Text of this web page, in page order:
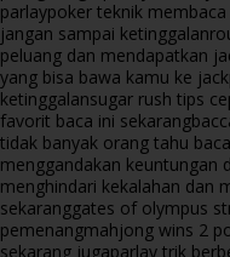
parlaypoker teknik
jangan sampai ketinggalan
peluang dan mendapatkan
yang bisa bawa kamu ke
ketinggalansugar rush tips
favorit baca ini sekarang
tidak banyak orang tahu
menggandakan keuntungan
menghindari kekalahan dan
sekaranggates of olympus
pemenangmahjong wins 2
sekarang jugaparlay trik